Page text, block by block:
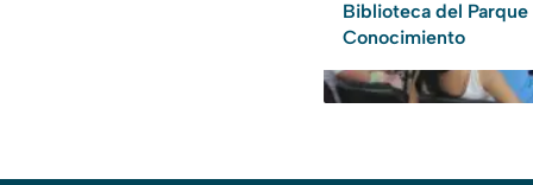
Biblioteca del Parque
Conocimiento